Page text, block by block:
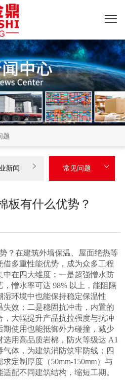
题
新闻  常见问题 
板有什么优势？
？在建筑外墙保温、屋面绝热等
借多重性能优势，成为众多工程
中在四大维度：一是超强憎水防
憎水率可达 98% 以上，能阻隔
环境中也能保持稳定保温性
效；二是稳固抗冲击，内置的
，大幅提升产品抗拉强度与抗冲
使用也能抵御外力碰撞，减少
用高品质岩棉，防火等级达 A1
体，为建筑消防筑牢防线；四
定制厚度（50mm-150mm）与
配不同建筑结构，缩短工期。​